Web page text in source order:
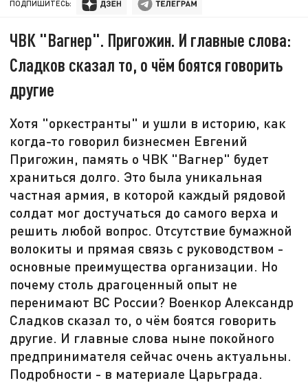
ПОДПИШИТЕСЬ:
ЧВК "Вагнер". Пригожин. И главные слова:
Сладков сказал то, о чём боятся говорить
другие
Хотя "оркестранты" и ушли в историю, как
когда-то говорил бизнесмен Евгений
Пригожин, память о ЧВК "Вагнер" будет
храниться долго. Это была уникальная
частная армия, в которой каждый рядовой
солдат мог достучаться до самого верха и
решить любой вопрос. Отсутствие бумажной
волокиты и прямая связь с руководством -
основные преимущества организации. Но
почему столь драгоценный опыт не
перенимают ВС России? Военкор Александр
Сладков сказал то, о чём боятся говорить
другие. И главные слова ныне покойного
предпринимателя сейчас очень актуальны.
Подробности - в материале Царьграда.